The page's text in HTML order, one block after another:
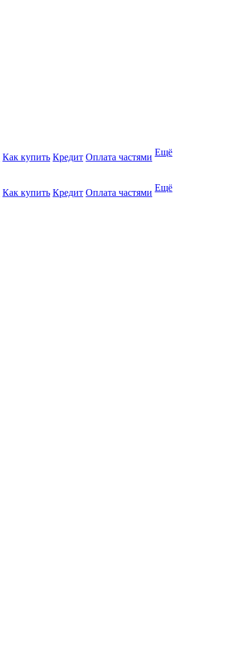
Как купить Кредит Оплата частями Ещё
Как купить Кредит Оплата частями Ещё